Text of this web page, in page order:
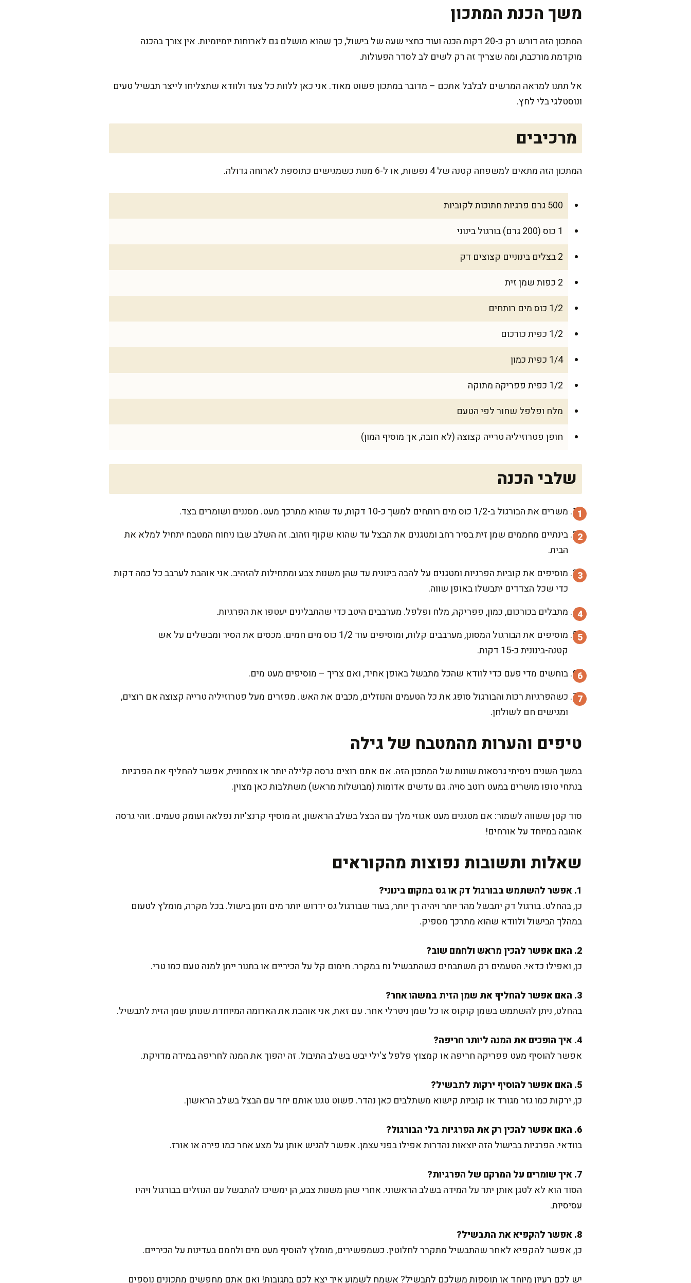
משך הכנת המתכון
המתכון הזה דורש רק כ-20 דקות הכנה ועוד כחצי שעה של בישול, כך שהוא מושלם גם לארוחות יומיומיות. אין צורך בהכנה
מוקדמת מורכבת, ומה שצריך זה רק לשים לב לסדר הפעולות.
אל תתנו למראה המרשים לבלבל אתכם – מדובר במתכון פשוט מאוד. אני כאן ללוות כל צעד ולוודא שתצליחו לייצר תבשיל טעים
ונוסטלגי בלי לחץ.
מרכיבים
המתכון הזה מתאים למשפחה קטנה של 4 נפשות, או ל-6 מנות כשמגישים כתוספת לארוחה גדולה.
500 גרם פרגיות חתוכות לקוביות
1 כוס (200 גרם) בורגול בינוני
2 בצלים בינוניים קצוצים דק
2 כפות שמן זית
1/2 כוס מים רותחים
1/2 כפית כורכום
1/4 כפית כמון
1/2 כפית פפריקה מתוקה
מלח ופלפל שחור לפי הטעם
חופן פטרוזיליה טרייה קצוצה (לא חובה, אך מוסיף המון)
שלבי הכנה
משרים את הבורגול ב-1/2 כוס מים רותחים למשך כ-10 דקות, עד שהוא מתרכך מעט. מסננים ושומרים בצד.
בינתיים מחממים שמן זית בסיר רחב ומטגנים את הבצל עד שהוא שקוף וזהוב. זה השלב שבו ניחוח המטבח יתחיל למלא את
הבית.
מוסיפים את קוביות הפרגיות ומטגנים על להבה בינונית עד שהן משנות צבע ומתחילות להזהיב. אני אוהבת לערבב כל כמה דקות
כדי שכל הצדדים יתבשלו באופן שווה.
מתבלים בכורכום, כמון, פפריקה, מלח ופלפל. מערבבים היטב כדי שהתבלינים יעטפו את הפרגיות.
מוסיפים את הבורגול המסונן, מערבבים קלות, ומוסיפים עוד 1/2 כוס מים חמים. מכסים את הסיר ומבשלים על אש
קטנה-בינונית כ-15 דקות.
בוחשים מדי פעם כדי לוודא שהכל מתבשל באופן אחיד, ואם צריך – מוסיפים מעט מים.
כשהפרגיות רכות והבורגול סופג את כל הטעמים והנוזלים, מכבים את האש. מפזרים מעל פטרוזיליה טרייה קצוצה אם רוצים,
ומגישים חם לשולחן.
טיפים והערות מהמטבח של גילה
במשך השנים ניסיתי גרסאות שונות של המתכון הזה. אם אתם רוצים גרסה קלילה יותר או צמחונית, אפשר להחליף את הפרגיות
בנתחי טופו מושרים במעט רוטב סויה. גם עדשים אדומות (מבושלות מראש) משתלבות כאן מצוין.
סוד קטן ששווה לשמור: אם מטגנים מעט אגוזי מלך עם הבצל בשלב הראשון, זה מוסיף קרנצ'יות נפלאה ועומק טעמים. זוהי גרסה
אהובה במיוחד על אורחים!
שאלות ותשובות נפוצות מהקוראים
1. אפשר להשתמש בבורגול דק או גס במקום בינוני?
כן, בהחלט. בורגול דק יתבשל מהר יותר ויהיה רך יותר, בעוד שבורגול גס ידרוש יותר מים וזמן בישול. בכל מקרה, מומלץ לטעום
במהלך הבישול ולוודא שהוא מתרכך מספיק.
2. האם אפשר להכין מראש ולחמם שוב?
כן, ואפילו כדאי. הטעמים רק משתבחים כשהתבשיל נח במקרר. חימום קל על הכיריים או בתנור ייתן למנה טעם כמו טרי.
3. האם אפשר להחליף את שמן הזית במשהו אחר?
בהחלט, ניתן להשתמש בשמן קוקוס או כל שמן ניטרלי אחר. עם זאת, אני אוהבת את הארומה המיוחדת שנותן שמן הזית לתבשיל.
4. איך הופכים את המנה ליותר חריפה?
אפשר להוסיף מעט פפריקה חריפה או קמצוץ פלפל צ'ילי יבש בשלב התיבול. זה יהפוך את המנה לחריפה במידה מדויקת.
5. האם אפשר להוסיף ירקות לתבשיל?
כן, ירקות כמו גזר מגורד או קוביות קישוא משתלבים כאן נהדר. פשוט טגנו אותם יחד עם הבצל בשלב הראשון.
6. האם אפשר להכין רק את הפרגיות בלי הבורגול?
בוודאי. הפרגיות בבישול הזה יוצאות נהדרות אפילו בפני עצמן. אפשר להגיש אותן על מצע אחר כמו פירה או אורז.
7. איך שומרים על המרקם של הפרגיות?
הסוד הוא לא לטגן אותן יתר על המידה בשלב הראשוני. אחרי שהן משנות צבע, הן ימשיכו להתבשל עם הנוזלים בבורגול ויהיו
עסיסיות.
8. אפשר להקפיא את התבשיל?
כן, אפשר להקפיא לאחר שהתבשיל מתקרר לחלוטין. כשמפשירים, מומלץ להוסיף מעט מים ולחמם בעדינות על הכיריים.
יש לכם רעיון מיוחד או תוספות משלכם לתבשיל? אשמח לשמוע איך יצא לכם בתגובות! ואם אתם מחפשים מתכונים נוספים